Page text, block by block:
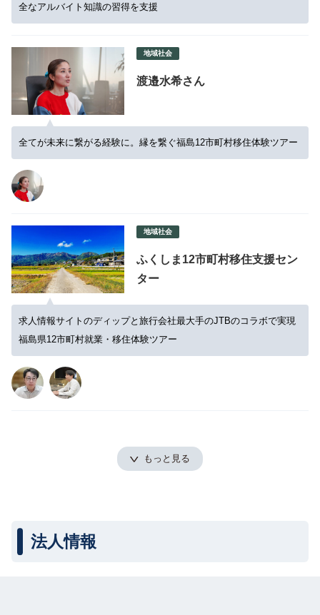
全なアルバイト知識の習得を支援
地域社会
渡邉水希さん
全てが未来に繋がる経験に。縁を繋ぐ福島12市町村移住体験ツアー
地域社会
ふくしま12市町村移住支援セン
ター
求人情報サイトのディップと旅行会社最大手のJTBのコラボで実現
福島県12市町村就業・移住体験ツアー
もっと見る
法人情報